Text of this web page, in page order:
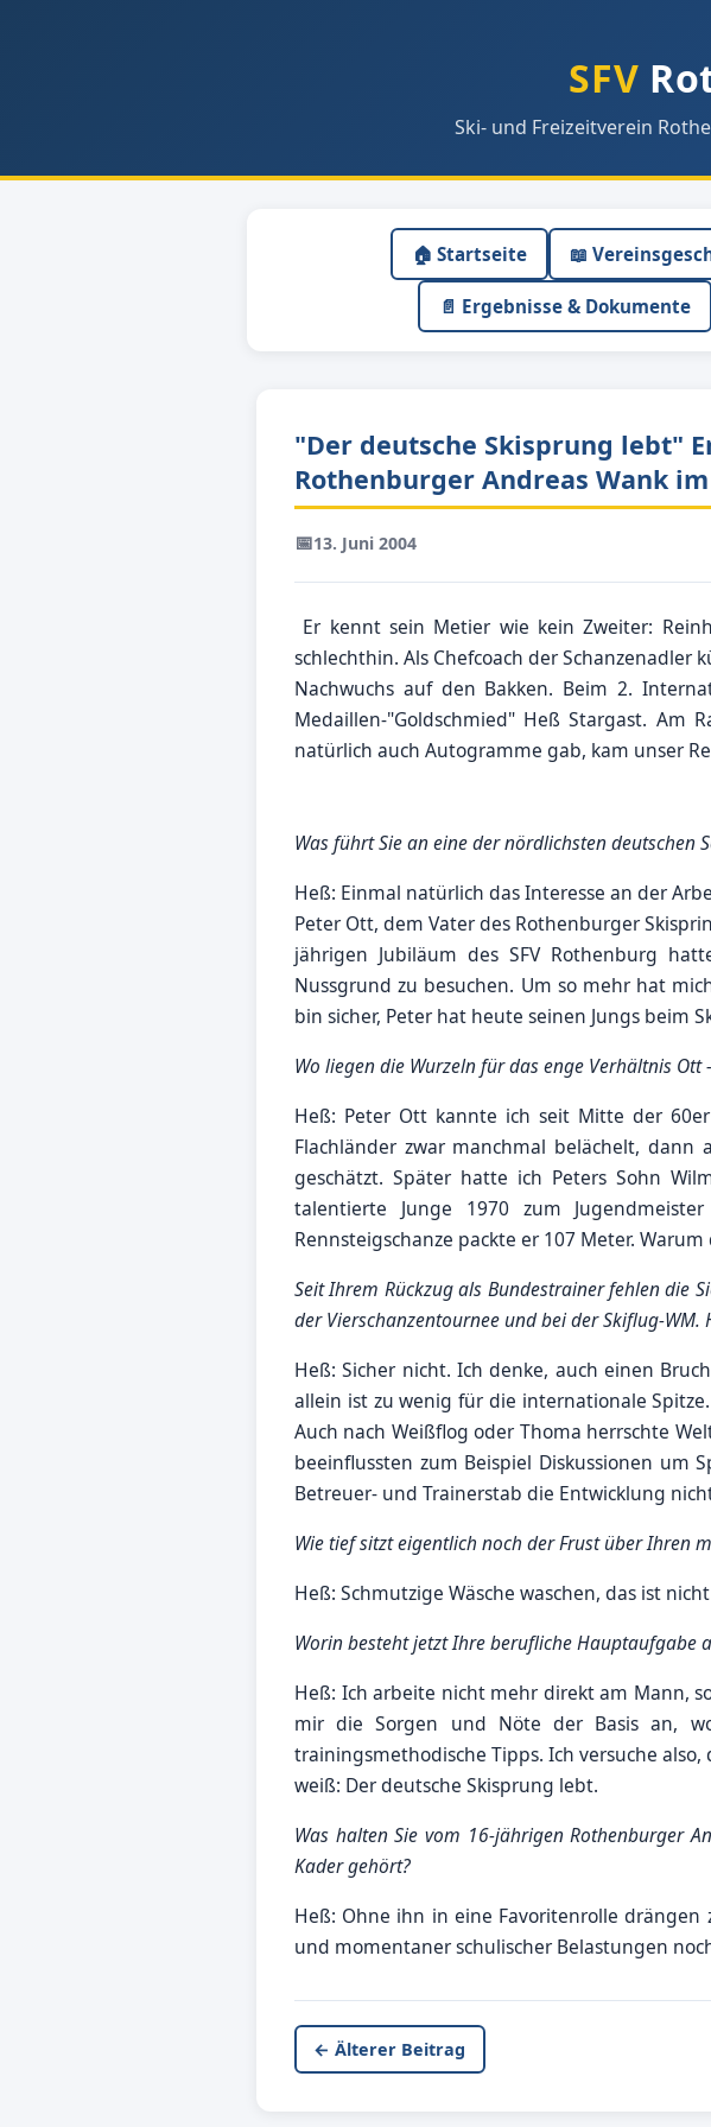
SFV
Ski- und Freizeitverein
🏠 Startseite 📖
📄 Ergebnisse & Dokumente
"Der deutsche Skisprung lebt"
Rothenburger Andreas Wank
📅13. Juni 2004
Er kennt sein Metier wie kein Zweiter:
schlechthin. Als Chefcoach der
Nachwuchs auf den Bakken. Beim 2.
Medaillen-"Goldschmied" Heß Stargast. Am
natürlich auch Autogramme gab, kam unser
Was führt Sie an eine der nördlichsten deutschen
Heß: Einmal natürlich das Interesse an der
Peter Ott, dem Vater des Rothenburger
jährigen Jubiläum des SFV Rothenburg
Nussgrund zu besuchen. Um so mehr hat
bin sicher, Peter hat heute seinen Jungs beim
Wo liegen die Wurzeln für das enge Verhältnis Ott
Heß: Peter Ott kannte ich seit Mitte der
Flachländer zwar manchmal belächelt, dann
geschätzt. Später hatte ich Peters Sohn
talentierte Junge 1970 zum
Rennsteigschanze packte er 107 Meter.
Seit Ihrem Rückzug als Bundestrainer fehlen die
der Vierschanzentournee und bei der Skiflug-
Heß: Sicher nicht. Ich denke, auch einen
allein ist zu wenig für die internationale
Auch nach Weißflog oder Thoma herrschte
beeinflussten zum Beispiel Diskussionen um
Betreuer- und Trainerstab die Entwicklung
Wie tief sitzt eigentlich noch der Frust über Ihren
Heß: Schmutzige Wäsche waschen, das ist
Worin besteht jetzt Ihre berufliche Hauptaufgabe
Heß: Ich arbeite nicht mehr direkt am Mann,
mir die Sorgen und Nöte der Basis an,
trainingsmethodische Tipps. Ich versuche
weiß: Der deutsche Skisprung lebt.
Was halten Sie vom 16-jährigen Rothenburger
Kader gehört?
Heß: Ohne ihn in eine Favoritenrolle drängen
und momentaner schulischer Belastungen
← Älterer Beitrag